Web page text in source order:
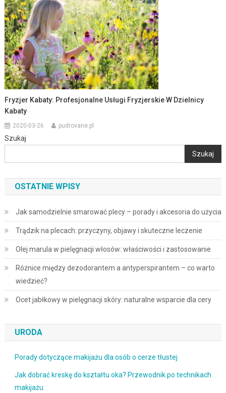
Fryzjer Kabaty: Profesjonalne Usługi Fryzjerskie W Dzielnicy
Kabaty
2020-03-26 pudrovane.pl
Szukaj
Szukaj
OSTATNIE WPISY
Jak samodzielnie smarować plecy – porady i akcesoria do użycia
Trądzik na plecach: przyczyny, objawy i skuteczne leczenie
Olej marula w pielęgnacji włosów: właściwości i zastosowanie
Różnice między dezodorantem a antyperspirantem – co warto
wiedzieć?
Ocet jabłkowy w pielęgnacji skóry: naturalne wsparcie dla cery
URODA
Porady dotyczące makijażu dla osób o cerze tłustej
Jak dobrać kreskę do kształtu oka? Przewodnik po technikach
makijażu